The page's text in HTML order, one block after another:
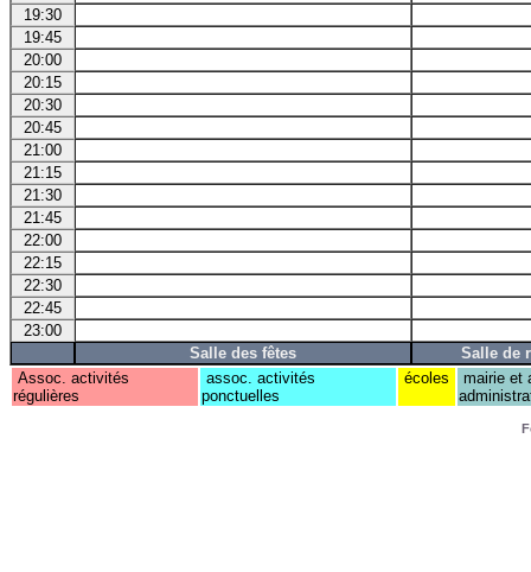
19:30
19:45
20:00
20:15
20:30
20:45
21:00
21:15
21:30
21:45
22:00
22:15
22:30
22:45
23:00
Salle des fêtes
Salle de
Assoc. activités
régulières
assoc. activités
ponctuelles
écoles
mairie et